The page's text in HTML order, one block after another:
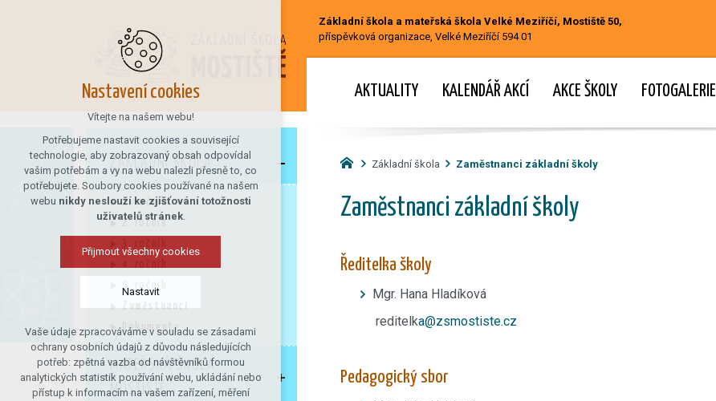
Základní škola a mateřská škola Velké Meziříčí, Mostiště 50,
příspěvková organizace, Velké Meziříčí 594 01
AKTUALITY KALENDÁŘ AKCÍ AKCE ŠKOLY FOTOGALERIE
ZÁKLADNÍ ŠKOLA
1. ročník
2. ročník
5. ročník
Zaměstnanci
Dokumenty
MATEŘSKÁ ŠKOLA
MOSTIŠTĚ
Základní škola Zaměstnanci základní školy
Zaměstnanci základní školy
Ředitelka školy
Mgr. Hana Hladíková
reditelka@zsmostiste.cz
Pedagogický sbor
Nastavení cookies
Vítejte na našem webu!
Potřebujeme nastavit cookies a související
technologie, aby zobrazovaný obsah odpovídal
vašim potřebám a vy na webu nalezli přesně to, co
potřebujete. Soubory cookies používané na našem
webu nikdy neslouží ke zjišťování totožnosti
uživatelů stránek.
Přijmout všechny cookies
Nastavit
Technická cookies
nutná pro provozování webu
udržení kontextu stránek (session):
případná přihlášení, volby jazyka, apod.
Vaše údaje zpracováváme v souladu se zásadami
ochrany osobních údajů z důvodu následujících
potřeb: zpětná vazba od návštěvníků formou
analytických statistik používání webu, ukládání nebo
přístup k informacím na vašem zařízení, měření